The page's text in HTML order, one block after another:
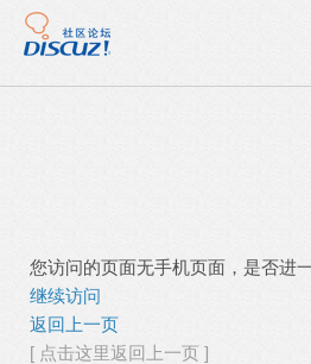
您访问的页面无手机页面，是否进
继续访问
返回上一页
[ 点击这里返回上一页 ]